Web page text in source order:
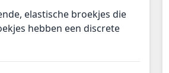
elastische broekjes die
hebben een discrete